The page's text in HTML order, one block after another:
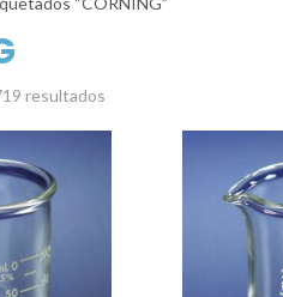
resultados